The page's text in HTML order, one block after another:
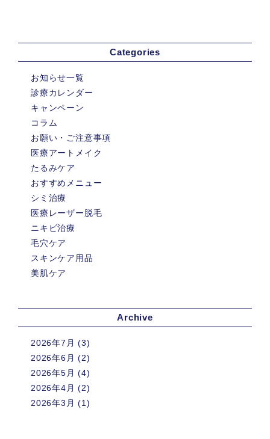
Categories
お知らせ一覧
診療カレンダー
キャンペーン
コラム
お願い・ご注意事項
医療アートメイク
たるみケア
おすすめメニュー
シミ治療
医療レーザー脱毛
ニキビ治療
毛穴ケア
スキンケア用品
美肌ケア
Archive
2026年7月 (3)
2026年6月 (2)
2026年5月 (4)
2026年4月 (2)
2026年3月 (1)